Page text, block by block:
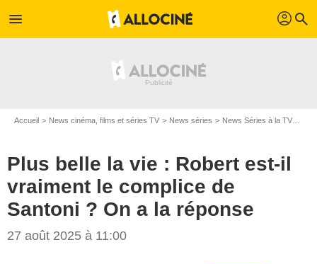
menu profil search
Accueil News cinéma, films et séries TV News séries News Séries à la TV
Plus belle la vie : Robert est-il
vraiment le complice de
Santoni ? On a la réponse
27 août 2025 à 11:00